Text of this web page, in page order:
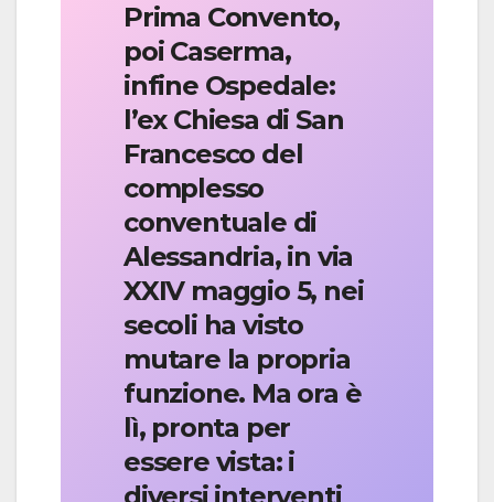
Prima Convento,
poi Caserma,
infine Ospedale:
l’ex Chiesa di San
Francesco del
complesso
conventuale di
Alessandria, in via
XXIV maggio 5, nei
secoli ha visto
mutare la propria
funzione. Ma ora è
lì, pronta per
essere vista: i